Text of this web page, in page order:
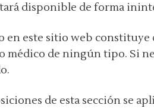
disponible de forma
en este sitio web
de ningún tipo. Si
de esta sección se